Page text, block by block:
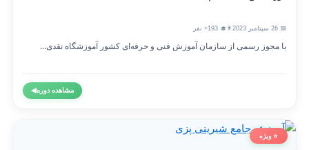
👨‍🎓 193+ نفر
با مجوز رسمی از سازمان آموزش فنی و حرفه‌ای کشور آموزشگاه نقدی...
مشاهده دوره◀
⭐ ویژه